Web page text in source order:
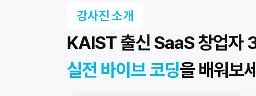
강사진 소개
KAIST 출신 SaaS 창업자
실전 바이브 코딩을 배워보